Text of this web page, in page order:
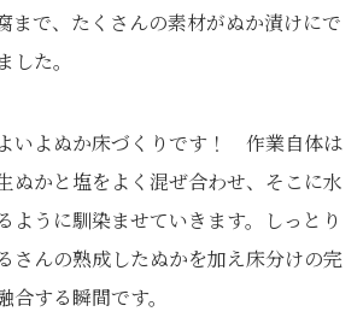
まで、たくさんの素材がぬか漬けにで
た。
いよぬか床づくりです！ 作業自体は
ぬかと塩をよく混ぜ合わせ、そこに水
ように馴染ませていきます。しっとり
さんの熟成したぬかを加え床分けの完
する瞬間です。